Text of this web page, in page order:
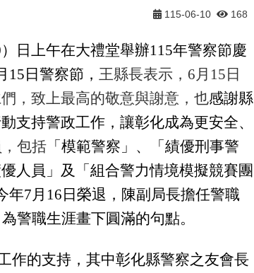
115-06-10 168
日上午在大禮堂舉辦115年警察節慶
日警察節， 王縣長表示，6月15日
，致上最高的敬意與謝意，也感謝縣
支持警政工作，讓彰化成為更安全、
包括 「模範警察」、「績優刑事警
人員」及「組合警力情境模擬競賽團
7月16日榮退，陳副局長擔任警職
警職生涯畫下圓滿的句點。
作的支持，其中彰化縣警察之友會長